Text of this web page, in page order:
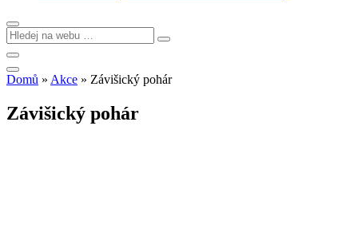
Domů » Akce » Závišický pohár
Závišický pohár